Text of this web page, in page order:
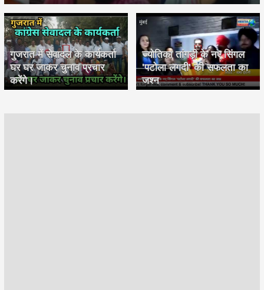
गुजरात में सेवादल के कार्यकर्ता
घर घर जाकर चुनाव प्रचार
करेंगे।
ज्योतिका तांगड़ी के नए सिंगल
'पटोला लगदी' की सफलता का
जश्न